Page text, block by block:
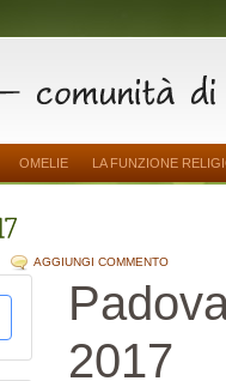
OMELIE LA FUNZIONE
AGGIUNGI COMMENTO
2017